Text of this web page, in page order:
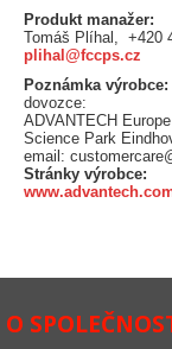
Produkt manažer:
Tomáš Plíhal, +420
plihal@fccps.cz
Poznámka výrobce:
dovozce:
ADVANTECH
Science Park
email:
Stránky výrobce:
O